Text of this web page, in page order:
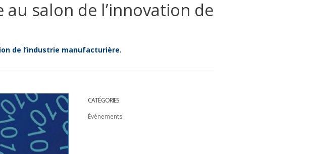
au salon de l’innovation de
de l’industrie manufacturière.
CATÉGORIES
Événements